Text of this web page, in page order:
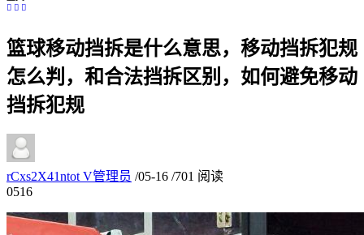
篮球移动挡拆是什么意思，移动挡拆犯规
怎么判，和合法挡拆区别，如何避免移动
挡拆犯规
rCxs2X41ntot V管理员 /05-16 /701 阅读
0516